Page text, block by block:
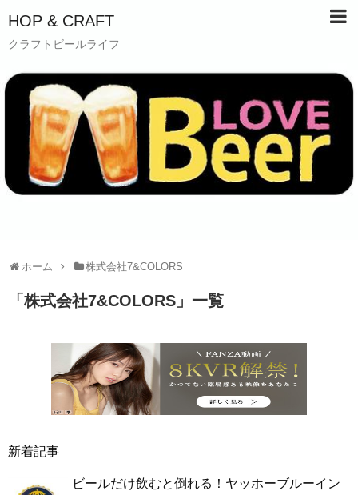
HOP & CRAFT
クラフトビールライフ
ホーム 株式会社7&COLORS
「 株式会社7&COLORS 」 一覧
新着記事
ビールだけ飲むと倒れる！ヤッホーブルーイン